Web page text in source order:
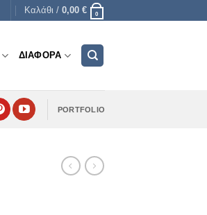
Καλάθι / 0,00 € 0
ΔΙΑΦΟΡΑ
PORTFOLIO